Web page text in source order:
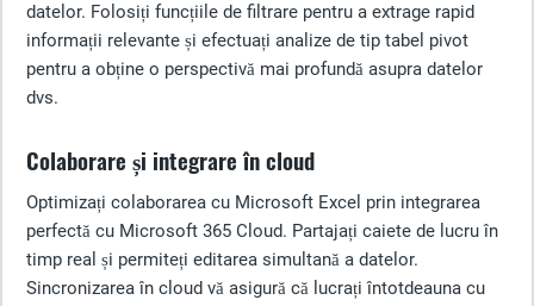
datelor. Folosiți funcțiile de filtrare pentru a extrage rapid
informații relevante și efectuați analize de tip tabel pivot
pentru a obține o perspectivă mai profundă asupra datelor
dvs.
Colaborare și integrare în cloud
Optimizați colaborarea cu Microsoft Excel prin integrarea
perfectă cu Microsoft 365 Cloud. Partajați caiete de lucru în
timp real și permiteți editarea simultană a datelor.
Sincronizarea în cloud vă asigură că lucrați întotdeauna cu